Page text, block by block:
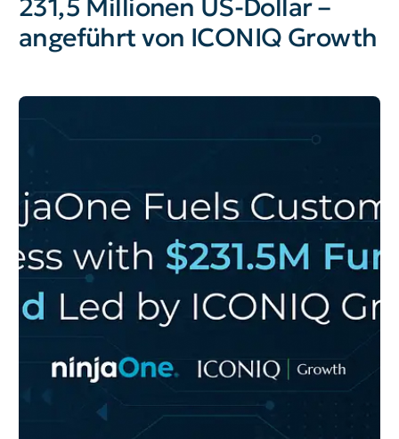
231,5 Millionen US-Dollar –
angeführt von ICONIQ Growth